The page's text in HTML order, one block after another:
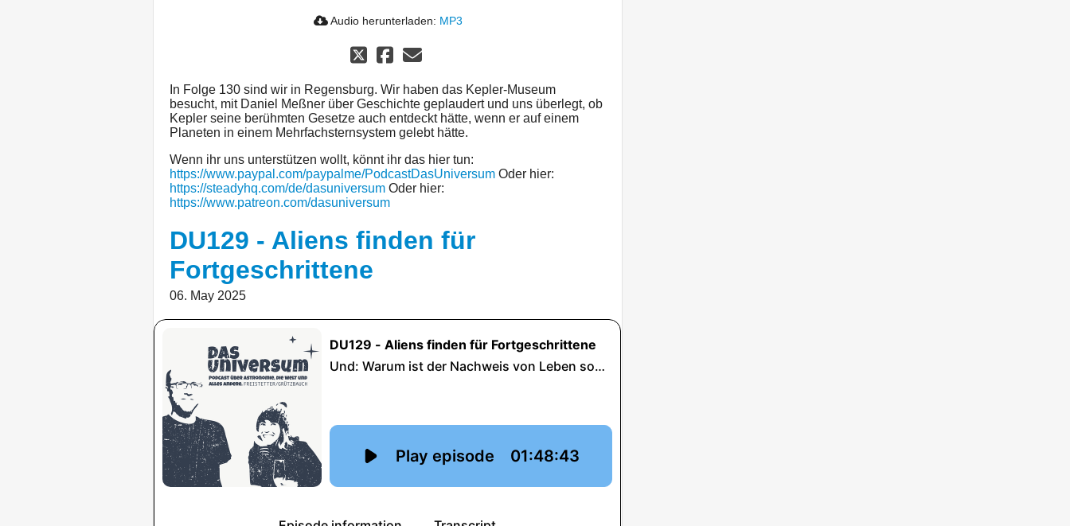
Audio herunterladen: MP3
In Folge 130 sind wir in Regensburg. Wir haben das Kepler-Museum
besucht, mit Daniel Meßner über Geschichte geplaudert und uns überlegt, ob
Kepler seine berühmten Gesetze auch entdeckt hätte, wenn er auf einem
Planeten in einem Mehrfachsternsystem gelebt hätte.
Wenn ihr uns unterstützen wollt, könnt ihr das hier tun:
https://www.paypal.com/paypalme/PodcastDasUniversum Oder hier:
https://steadyhq.com/de/dasuniversum Oder hier:
https://www.patreon.com/dasuniversum
DU129 - Aliens finden für
Fortgeschrittene
06. May 2025